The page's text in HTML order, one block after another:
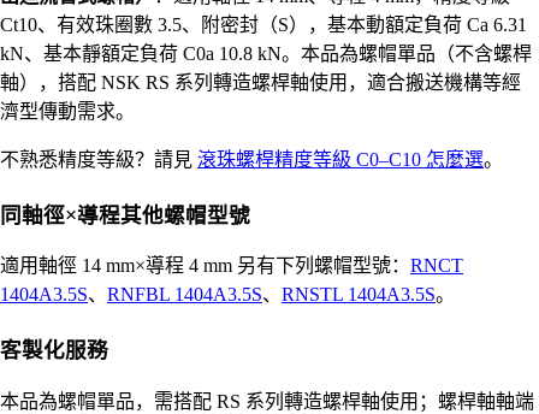
Ct10、有效珠圈數 3.5、附密封（S），基本動額定負荷 Ca 6.31
kN、基本靜額定負荷 C0a 10.8 kN。本品為螺帽單品（不含螺桿
軸），搭配 NSK RS 系列轉造螺桿軸使用，適合搬送機構等經
濟型傳動需求。
不熟悉精度等級？請見 滾珠螺桿精度等級 C0–C10 怎麼選。
同軸徑×導程其他螺帽型號
適用軸徑 14 mm×導程 4 mm 另有下列螺帽型號： RNCT
1404A3.5S、 RNFBL 1404A3.5S、 RNSTL 1404A3.5S。
客製化服務
本品為螺帽單品，需搭配 RS 系列轉造螺桿軸使用；螺桿軸軸端